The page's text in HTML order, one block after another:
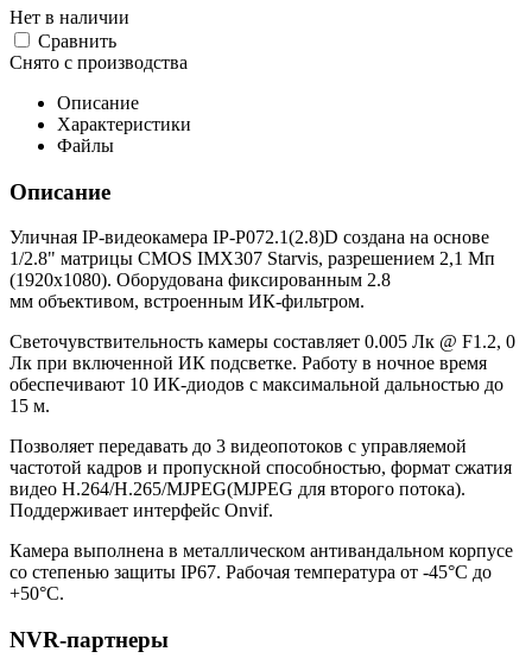
Нет в наличии
Cравнить
Снято с производства
Описание
Характеристики
Файлы
Описание
Уличная IP-видеокамера IP-P072.1(2.8)D создана на основе
1/2.8" матрицы CMOS IMX307 Starvis, разрешением 2,1 Мп
(1920х1080). Оборудована фиксированным 2.8
мм объективом, встроенным ИК-фильтром.
Светочувствительность камеры составляет 0.005 Лк @ F1.2, 0
Лк при включенной ИК подсветке. Работу в ночное время
обеспечивают 10 ИК-диодов с максимальной дальностью до
15 м.
Позволяет передавать до 3 видеопотоков с управляемой
частотой кадров и пропускной способностью, формат сжатия
видео Н.264/H.265/MJPEG(MJPEG для второго потока).
Поддерживает интерфейс Onvif.
Камера выполнена в металлическом антивандальном корпусе
со степенью защиты IP67. Рабочая температура от -45°С до
+50°С.
NVR-партнеры